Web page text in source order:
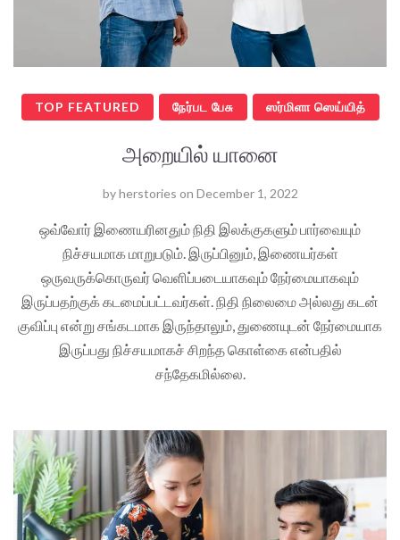
TOP FEATURED நேர்பட பேசு ஸர்மிளா ஸெய்யித்
அறையில் யானை
byherstories on December 1, 2022
ஒவ்வோர் இணையரினதும் நிதி இலக்குகளும் பார்வையும்
நிச்சயமாக மாறுபடும். இருப்பினும், இணையர்கள்
ஒருவருக்கொருவர் வெளிப்படையாகவும் நேர்மையாகவும்
இருப்பதற்குக் கடமைப்பட்டவர்கள். நிதி நிலைமை அல்லது கடன்
குவிப்பு என்று சங்கடமாக இருந்தாலும், துணையுடன் நேர்மையாக
இருப்பது நிச்சயமாகச் சிறந்த கொள்கை என்பதில்
சந்தேகமில்லை.